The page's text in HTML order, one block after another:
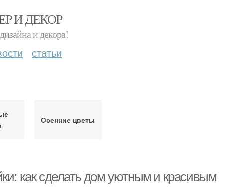
И ДЕКОР
и декора!
статьи
Осенние цветы
как сделать дом уютным и красивым